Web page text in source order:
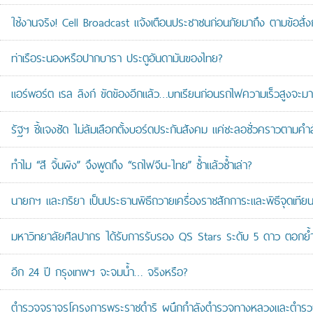
ใช้งานจริง! Cell Broadcast แจ้งเตือนประชาชนก่อนภัยมาถึง ตามข้อสั่
ท่าเรือระนองหรือปากบารา ประตูอันดามันของไทย?
แอร์พอร์ต เรล ลิงก์ ขัดข้องอีกแล้ว…บทเรียนก่อนรถไฟความเร็วสูงจะม
รัฐฯ ชี้แจงชัด ไม่ล้มเลือกตั้งบอร์ดประกันสังคม แค่ชะลอชั่วคราวตามค
ทำไม “สี จิ้นผิง” จึงพูดถึง “รถไฟจีน-ไทย” ซ้ำแล้วซ้ำเล่า?
นายกฯ และภริยา เป็นประธานพิธีถวายเครื่องราชสักการะและพิธีจุดเ
มหาวิทยาลัยศิลปากร ได้รับการรับรอง QS Stars ระดับ 5 ดาว ตอก
อีก 24 ปี กรุงเทพฯ จะจมน้ำ… จริงหรือ?
ตำรวจจราจรโครงการพระราชดำริ ผนึกกำลังตำรวจทางหลวงและตำ